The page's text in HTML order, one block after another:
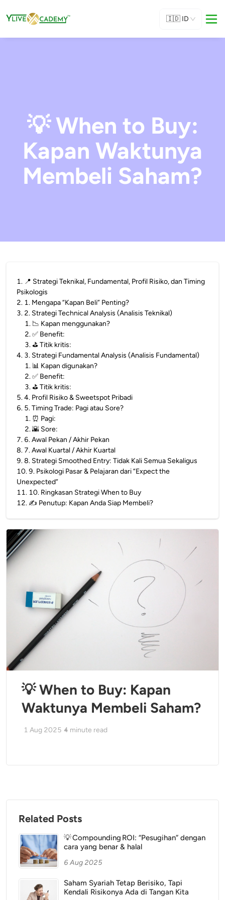
🇮🇩 ID
💡 When to Buy:
Kapan Waktunya
Membeli Saham?
1. 📍 Strategi Teknikal, Fundamental, Profil Risiko, dan Timing
Psikologis
2. 1. Mengapa “Kapan Beli” Penting?
3. 2. Strategi Technical Analysis (Analisis Teknikal)
1. 📉 Kapan menggunakan?
2.✅ Benefit:
3.⛳ Titik kritis:
4. 3. Strategi Fundamental Analysis (Analisis Fundamental)
1. 📊 Kapan digunakan?
2.✅ Benefit:
3.⛳ Titik kritis:
5.4. Profil Risiko & Sweetspot Pribadi
6. 5. Timing Trade: Pagi atau Sore?
1. ⏰ Pagi:
2.🌇 Sore:
7. 6. Awal Pekan / Akhir Pekan
8. 7. Awal Kuartal / Akhir Kuartal
9.8. Strategi Smoothed Entry: Tidak Kali Semua Sekaligus
10.9. Psikologi Pasar & Pelajaran dari “Expect the
Unexpected”
11. 10. Ringkasan Strategi When to Buy
12. ✍️ Penutup: Kapan Anda Siap Membeli?
💡 When to Buy: Kapan
Waktunya Membeli Saham?
1 Aug 2025 4 minute read
Related Posts
💡 Compounding ROI: “Pesugihan” dengan
cara yang benar & halal
6 Aug 2025
Saham Syariah Tetap Berisiko, Tapi
Kendali Risikonya Ada di Tangan Kita